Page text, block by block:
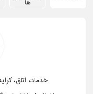
ها
خدمات اتاق،